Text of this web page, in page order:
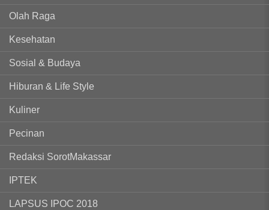
Olah Raga
Kesehatan
Sosial & Budaya
Hiburan & Life Style
Kuliner
Pecinan
Redaksi SorotMakassar
IPTEK
LAPSUS IPOC 2018